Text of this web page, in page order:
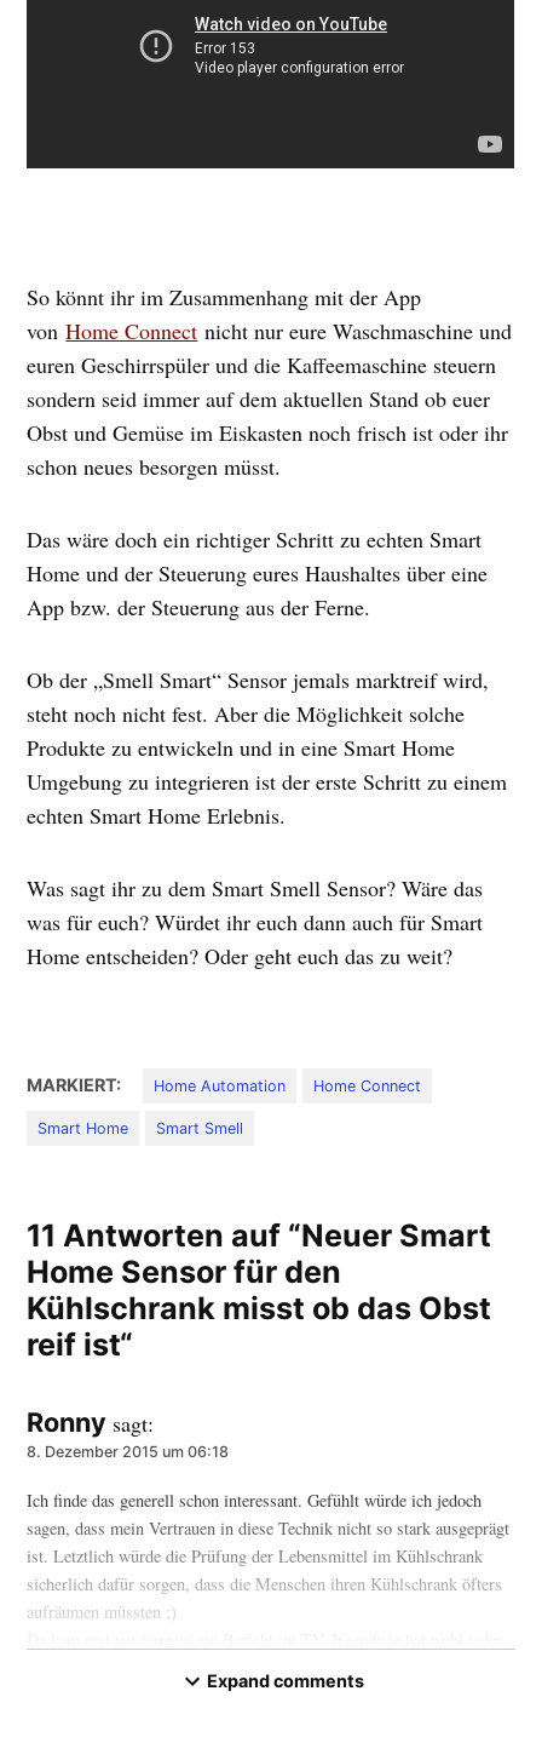
So könnt ihr im Zusammenhang mit der App
vonHome Connect nicht nur eure Waschmaschine und
euren Geschirrspüler und die Kaffeemaschine steuern
sondern seid immer auf dem aktuellen Stand ob euer
Obst und Gemüse im Eiskasten noch frisch ist oder ihr
schon neues besorgen müsst.
Das wäre doch ein richtiger Schritt zu echten Smart
Home und der Steuerung eures Haushaltes über eine
App bzw. der Steuerung aus der Ferne.
Ob der „Smell Smart“ Sensor jemals marktreif wird,
steht noch nicht fest. Aber die Möglichkeit solche
Produkte zu entwickeln und in eine Smart Home
Umgebung zu integrieren ist der erste Schritt zu einem
echten Smart Home Erlebnis.
Was sagt ihr zu dem Smart Smell Sensor? Wäre das
was für euch? Würdet ihr euch dann auch für Smart
Home entscheiden? Oder geht euch das zu weit?
MARKIERT: Home Automation Home Connect
Smart Home Smart Smell
11 Antworten auf “Neuer Smart
Home Sensor für den
Kühlschrank misst ob das Obst
reif ist“
Ronny sagt:
8. Dezember 2015 um 06:18
Ich finde das generell schon interessant. Gefühlt würde ich jedoch
sagen, dass mein Vertrauen in diese Technik nicht so stark ausgeprägt
ist. Letztlich würde die Prüfung der Lebensmittel im Kühlschrank
sicherlich dafür sorgen, dass die Menschen ihren Kühlschrank öfters
aufräumen müssten ;)
Expand comments